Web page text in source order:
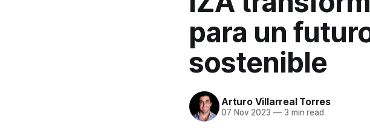
para un
sostenible
Arturo Villarreal Torres
07 Nov 2023 —3 min read